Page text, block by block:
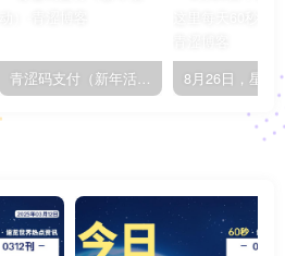
青涩码支付（新年活动）